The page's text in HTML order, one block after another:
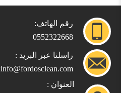
رقم الهاتف:
0552322668
راسلنا عبر البريد :
info@fordosclean.com
العنوان :